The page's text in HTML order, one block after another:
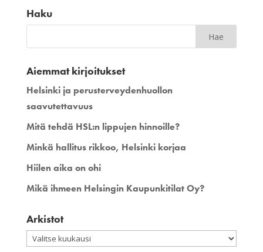
Haku
Aiemmat kirjoitukset
Helsinki ja perusterveydenhuollon
saavutettavuus
Mitä tehdä HSL:n lippujen hinnoille?
Minkä hallitus rikkoo, Helsinki korjaa
Hiilen aika on ohi
Mikä ihmeen Helsingin Kaupunkitilat Oy?
Arkistot
Arkistot